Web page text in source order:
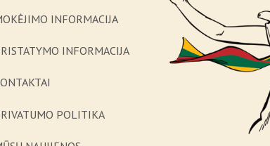
INFORMACIJA
INFORMACIJA
POLITIKA